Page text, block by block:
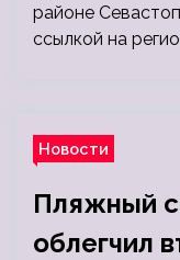
районе
ссылкой на
Новости
Пляжный
облегчил